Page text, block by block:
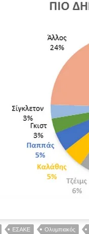
ΕΣΑΚΕ Ολυμπιακός